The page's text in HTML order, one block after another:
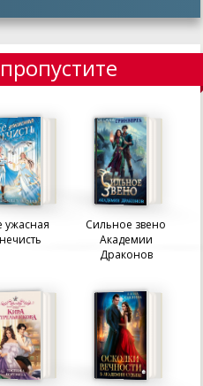
ужасная
нечисть
Сильное звено
Академии
Драконов